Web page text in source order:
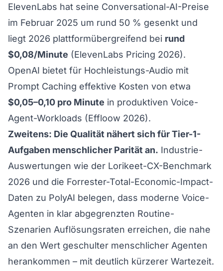
ElevenLabs hat seine Conversational-AI-Preise
im Februar 2025 um rund 50 % gesenkt und
liegt 2026 plattformübergreifend bei rund
$0,08/Minute (ElevenLabs Pricing 2026).
OpenAI bietet für Hochleistungs-Audio mit
Prompt Caching effektive Kosten von etwa
$0,05–0,10 pro Minute in produktiven Voice-
Agent-Workloads (Effloow 2026).
Zweitens: Die Qualität nähert sich für Tier-1-
Aufgaben menschlicher Parität an. Industrie-
Auswertungen wie der Lorikeet-CX-Benchmark
2026 und die Forrester-Total-Economic-Impact-
Daten zu PolyAI belegen, dass moderne Voice-
Agenten in klar abgegrenzten Routine-
Szenarien Auflösungsraten erreichen, die nahe
an den Wert geschulter menschlicher Agenten
herankommen – mit deutlich kürzerer Wartezeit.